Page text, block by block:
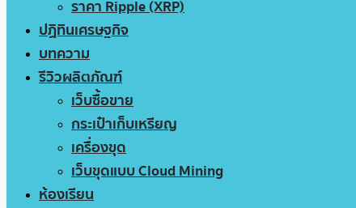
ราคา Ripple (XRP)
ปฏิทินเศรษฐกิจ
บทความ
รีวิวผลิตภัณฑ์
เว็บซื้อขาย
กระเป๋าเก็บเหรียญ
เครื่องขุด
เว็บขุดแบบ Cloud Mining
ห้องเรียน